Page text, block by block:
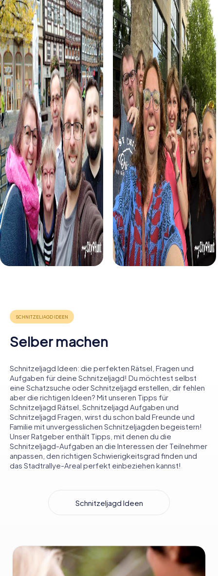
Selber machen
Schnitzeljagd Ideen: die perfekten Rätsel, Fragen und
Aufgaben für deine Schnitzeljagd! Du möchtest selbst
eine Schatzsuche oder Schnitzeljagd erstellen, dir fehlen
aber die richtigen Ideen? Mit unseren Tipps für
Schnitzeljagd Rätsel, Schnitzeljagd Aufgaben und
Schnitzeljagd Fragen, wirst du schon bald Freunde und
Familie mit unvergesslichen Schnitzeljagden begeistern!
Unser Ratgeber enthält Tipps, mit denen du die
Schnitzeljagd-Aufgaben an die Interessen der Teilnehmer
anpassen, den richtigen Schwierigkeitsgrad finden und
das Stadtrallye-Areal perfekt einbeziehen kannst!
Schnitzeljagd Ideen